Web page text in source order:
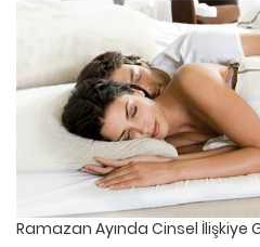
Ramazan Ayında Cinsel İlişkiye